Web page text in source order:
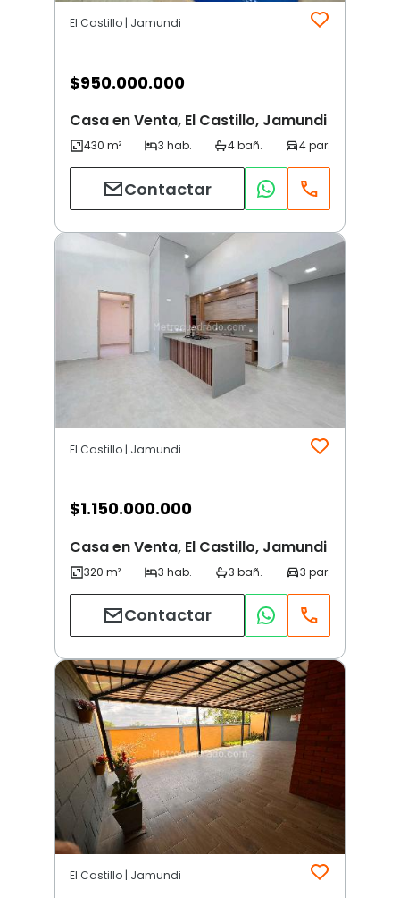
El Castillo | Jamundi
$950.000.000
Casa en Venta, El Castillo, Jamundi
Contactar
El Castillo | Jamundi
$1.150.000.000
Casa en Venta, El Castillo, Jamundi
Contactar
El Castillo | Jamundi